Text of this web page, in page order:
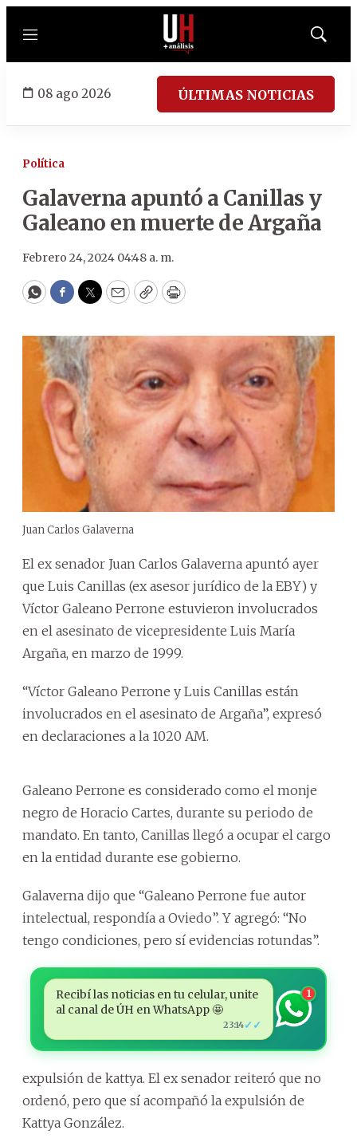
Menú
Mostrar
08 ago 2026 ÚLTIMAS NOTICIAS
Política
Galaverna apuntó a Canillas y
Galeano en muerte de Argaña
Febrero 24, 2024 04:48 a. m.
WhatsApp
Facebook
Twitter
EmailCopyPrint
Juan Carlos Galaverna
El ex senador Juan Carlos Galaverna apuntó ayer
que Luis Canillas (ex asesor jurídico de la EBY) y
Víctor Galeano Perrone estuvieron involucrados
en el asesinato de vicepresidente Luis María
Argaña, en marzo de 1999.
“Víctor Galeano Perrone y Luis Canillas están
involucrados en el asesinato de Argaña”, expresó
en declaraciones a la 1020 AM.
Galeano Perrone es considerado como el monje
negro de Horacio Cartes, durante su periodo de
mandato. En tanto, Canillas llegó a ocupar el cargo
en la entidad durante ese gobierno.
Galaverna dijo que “Galeano Perrone fue autor
intelectual, respondía a Oviedo”. Y agregó: “No
tengo condiciones, pero sí evidencias rotundas”.
Recibí las noticias en tu celular, unite
al canal de ÚH en WhatsApp 🤩
23:14✓✓
1
expulsión de kattya. El ex senador reiteró que no
ordenó, pero que sí acompañó la expulsión de
Kattya González.